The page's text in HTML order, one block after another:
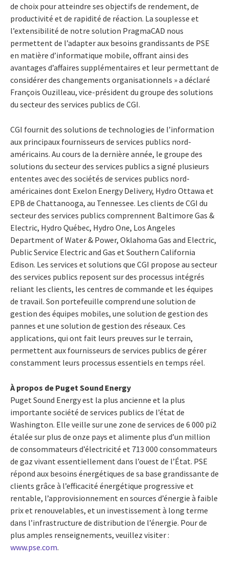
de choix pour atteindre ses objectifs de rendement, de
productivité et de rapidité de réaction. La souplesse et
l’extensibilité de notre solution PragmaCAD nous
permettent de l’adapter aux besoins grandissants de PSE
en matière d’informatique mobile, offrant ainsi des
avantages d’affaires supplémentaires et leur permettant de
considérer des changements organisationnels » a déclaré
François Ouzilleau, vice-président du groupe des solutions
du secteur des services publics de CGI.
CGI fournit des solutions de technologies de l’information
aux principaux fournisseurs de services publics nord-
américains. Au cours de la dernière année, le groupe des
solutions du secteur des services publics a signé plusieurs
ententes avec des sociétés de services publics nord-
américaines dont Exelon Energy Delivery, Hydro Ottawa et
EPB de Chattanooga, au Tennessee. Les clients de CGI du
secteur des services publics comprennent Baltimore Gas &
Electric, Hydro Québec, Hydro One, Los Angeles
Department of Water & Power, Oklahoma Gas and Electric,
Public Service Electric and Gas et Southern California
Edison. Les services et solutions que CGI propose au secteur
des services publics reposent sur des processus intégrés
reliant les clients, les centres de commande et les équipes
de travail. Son portefeuille comprend une solution de
gestion des équipes mobiles, une solution de gestion des
pannes et une solution de gestion des réseaux. Ces
applications, qui ont fait leurs preuves sur le terrain,
permettent aux fournisseurs de services publics de gérer
constamment leurs processus essentiels en temps réel.
À propos de Puget Sound Energy
Puget Sound Energy est la plus ancienne et la plus
importante société de services publics de l’état de
Washington. Elle veille sur une zone de services de 6 000 pi2
étalée sur plus de onze pays et alimente plus d’un million
de consommateurs d’électricité et 713 000 consommateurs
de gaz vivant essentiellement dans l’ouest de l’État. PSE
répond aux besoins énergétiques de sa base grandissante de
clients grâce à l’efficacité énergétique progressive et
rentable, l’approvisionnement en sources d’énergie à faible
prix et renouvelables, et un investissement à long terme
dans l’infrastructure de distribution de l’énergie. Pour de
plus amples renseignements, veuillez visiter :
www.pse.com.